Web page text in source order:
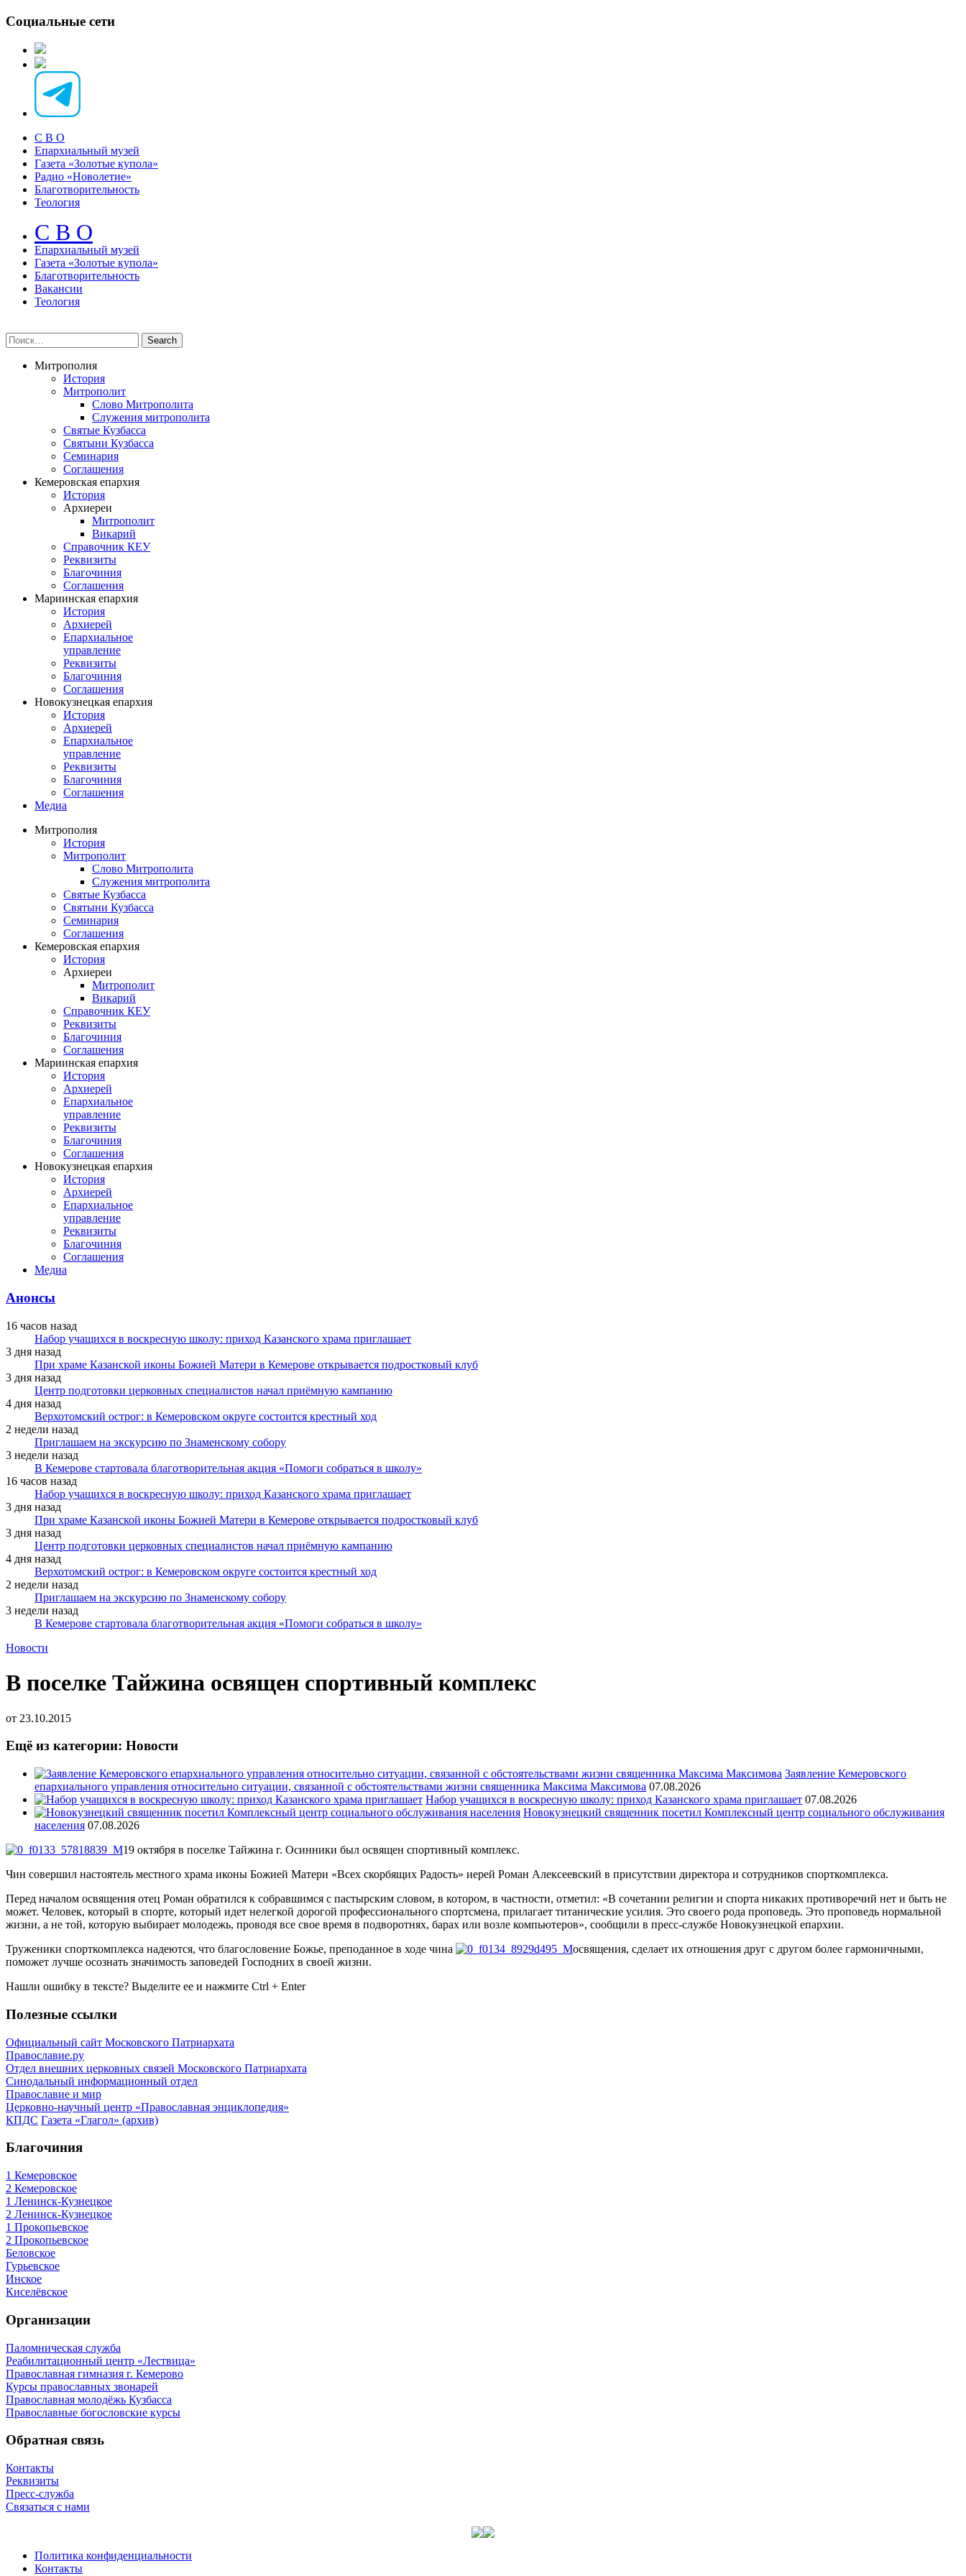
Социальные сети
С В О
Епархиальный музей
Газета «Золотые купола»
Радио «Новолетие»
Благотворительность
Теология
С В О
Епархиальный музeй
Газета «Золотые купола»
Благотворительность
Вакансии
Теология
Митрополия
История
Митрополит
Слово Митрополита
Служения митрополита
Святые Кузбасса
Святыни Кузбасса
Семинария
Соглашения
Кемеровская епархия
История
Архиереи
Митрополит
Викарий
Справочник КЕУ
Реквизиты
Благочиния
Соглашения
Мариинская епархия
История
Архиерей
Епархиальное
управление
Реквизиты
Благочиния
Соглашения
Новокузнецкая епархия
История
Архиерей
Епархиальное
управление
Реквизиты
Благочиния
Соглашения
Медиа
Митрополия
История
Митрополит
Слово Митрополита
Служения митрополита
Святые Кузбасса
Святыни Кузбасса
Семинария
Соглашения
Кемеровская епархия
История
Архиереи
Митрополит
Викарий
Справочник КЕУ
Реквизиты
Благочиния
Соглашения
Мариинская епархия
История
Архиерей
Епархиальное
управление
Реквизиты
Благочиния
Соглашения
Новокузнецкая епархия
История
Архиерей
Епархиальное
управление
Реквизиты
Благочиния
Соглашения
Медиа
Анонсы
16 часов назад
Набор учащихся в воскресную школу: приход Казанского храма приглашает
3 дня назад
При храме Казанской иконы Божией Матери в Кемерове открывается подростковый клуб
3 дня назад
Центр подготовки церковных специалистов начал приёмную кампанию
4 дня назад
Верхотомский острог: в Кемеровском округе состоится крестный ход
2 недели назад
Приглашаем на экскурсию по Знаменскому собору
3 недели назад
В Кемерове стартовала благотворительная акция «Помоги собраться в школу»
16 часов назад
Набор учащихся в воскресную школу: приход Казанского храма приглашает
3 дня назад
При храме Казанской иконы Божией Матери в Кемерове открывается подростковый клуб
3 дня назад
Центр подготовки церковных специалистов начал приёмную кампанию
4 дня назад
Верхотомский острог: в Кемеровском округе состоится крестный ход
2 недели назад
Приглашаем на экскурсию по Знаменскому собору
3 недели назад
В Кемерове стартовала благотворительная акция «Помоги собраться в школу»
Новости
В поселке Тайжина освящен спортивный комплекс
от 23.10.2015
Ещё из категории: Новости
Заявление Кемеровского
епархиального управления относительно ситуации, связанной с обстоятельствами жизни священника Максима Максимова 07.08.2026
Набор учащихся в воскресную школу: приход Казанского храма приглашает 07.08.2026
Новокузнецкий священник посетил Комплексный центр социального обслуживания
населения 07.08.2026
19 октября в поселке Тайжина г. Осинники был освящен спортивный комплекс.
Чин совершил настоятель местного храма иконы Божией Матери «Всех скорбящих Радость» иерей Роман Алексеевский в присутствии директора и сотрудников спорткомплекса.
Перед началом освящения отец Роман обратился к собравшимся с пастырским словом, в котором, в частности, отметил: «В сочетании религии и спорта никаких противоречий нет и быть не
может. Человек, который в спорте, который идет нелегкой дорогой профессионального спортсмена, прилагает титанические усилия. Это своего рода проповедь. Это проповедь нормальной
жизни, а не той, которую выбирает молодежь, проводя все свое время в подворотнях, барах или возле компьютеров», сообщили в пресс-службе Новокузнецкой епархии.
Труженики спорткомплекса надеются, что благословение Божье, преподанное в ходе чина
освящения, сделает их отношения друг с другом более гармоничными,
поможет лучше осознать значимость заповедей Господних в своей жизни.
Нашли ошибку в тексте? Выделите ее и нажмите Ctrl + Enter
Полезные ссылки
Официальный сайт Московского Патриархата
Православие.ру
Отдел внешних церковных связей Московского Патриархата
Синодальный информационный отдел
Православие и мир
Церковно-научный центр «Православная энциклопедия»
КПДС Газета «Глагол» (архив)
Благочиния
1 Кемеровское
2 Кемеровское
1 Ленинск-Кузнецкое
2 Ленинск-Кузнецкое
1 Прокопьевское
2 Прокопьевское
Беловское
Гурьевское
Инское
Киселёвское
Организации
Паломническая служба
Реабилитационный центр «Лествица»
Православная гимназия г. Кемерово
Курсы православных звонарей
Православная молодёжь Кузбасса
Православные богословские курсы
Обратная связь
Контакты
Реквизиты
Пресс-служба
Связаться с нами
Политика конфиденциальности
Контакты